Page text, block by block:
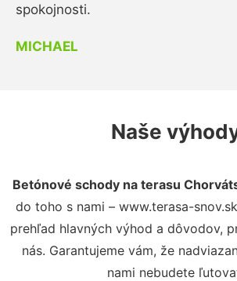
spokojnosti.
MICHAEL
Naše
Betónové schody na terasu
do toho s nami – www.terasa-
prehľad hlavných výhod a dôvodov,
nás. Garantujeme vám, že
nami nebudete